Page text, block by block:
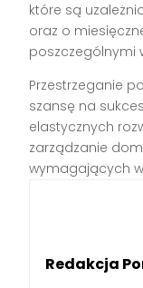
które są
oraz o
poszczególnymi
Przestrzeganie
szansę na
elastycznych
zarządzanie
wymagających
Redakcja